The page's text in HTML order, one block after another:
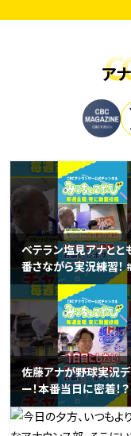
ア
ベテラン塩見アナとと
番さながら実況練習！
#佐藤アナ #実況 #ド
ズ #塩見アナ
佐藤アナが野球実況
ー！本番当日に密着！
#佐藤アナ #実況 #ド
ズ